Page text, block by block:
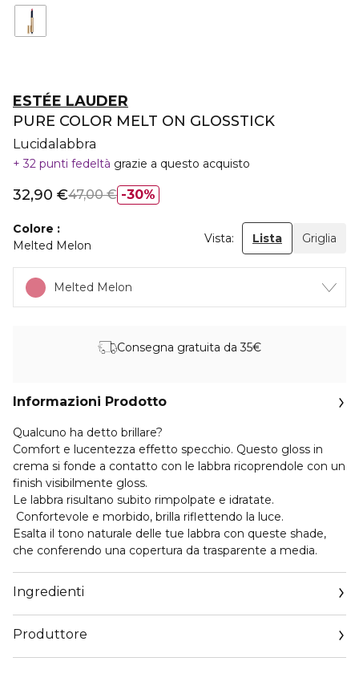
ESTÉE LAUDER
PURE COLOR MELT ON GLOSSTICK
Lucidalabbra
32 punti fedeltà grazie a questo acquisto
30%
32,90 €47,00 €
Colore
Melted Melon
Vista: Lista Griglia
Melted Melon
Consegna gratuita da 35€
Informazioni Prodotto
Qualcuno ha detto brillare?
Comfort e lucentezza effetto specchio. Questo gloss in
crema si fonde a contatto con le labbra ricoprendole con un
finish visibilmente gloss.
Le labbra risultano subito rimpolpate e idratate.
Confortevole e morbido, brilla riflettendo la luce.
Esalta il tono naturale delle tue labbra con queste shade,
che conferendo una copertura da trasparente a media.
Ingredienti
Produttore